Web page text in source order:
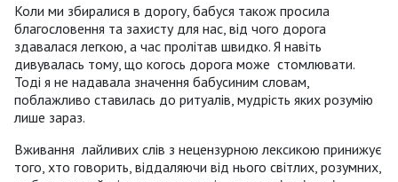
Коли ми збиралися в дорогу, бабуся також просила
благословення та захисту для нас, від чого дорога
здавалася легкою, а час пролітав швидко. Я навіть
дивувалась тому, що когось дорога може стомлювати.
Тоді я не надавала значення бабусиним словам,
поблажливо ставилась до ритуалів, мудрість яких розумію
лише зараз.
Вживання лайливих слів з нецензурною лексикою принижує
того, хто говорить, віддаляючи від нього світлих, розумних,